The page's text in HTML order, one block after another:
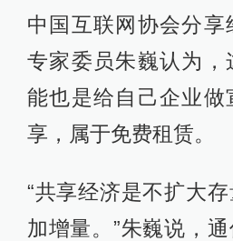
中国互联网协会分享
专家委员朱巍认为，
能也是给自己企业做
享，属于免费租赁。
“共享经济是不扩大
加增量。”朱巍说，